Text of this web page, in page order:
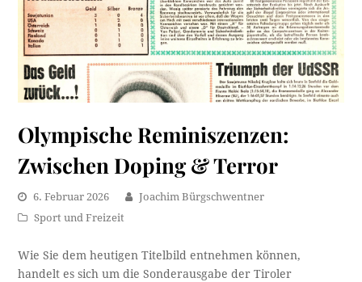
Olympische Reminiszenzen:
Zwischen Doping & Terror
6. Februar 2026
Joachim Bürgschwentner
Sport und Freizeit
Wie Sie dem heutigen Titelbild entnehmen können,
handelt es sich um die Sonderausgabe der Tiroler